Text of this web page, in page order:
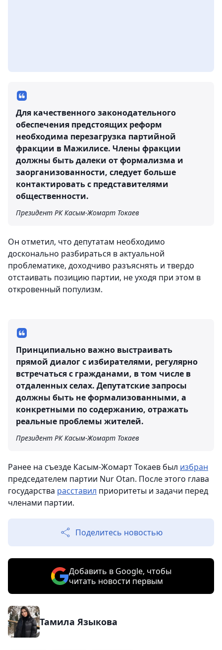
Для качественного законодательного
обеспечения предстоящих реформ
необходима перезагрузка партийной
фракции в Мажилисе. Члены фракции
должны быть далеки от формализма и
заорганизованности, следует больше
контактировать с представителями
общественности.
Президент РК Касым-Жомарт Токаев
Он отметил, что депутатам необходимо
досконально разбираться в актуальной
проблематике, доходчиво разъяснять и твердо
отстаивать позицию партии, не уходя при этом в
откровенный популизм.
Принципиально важно выстраивать
прямой диалог с избирателями, регулярно
встречаться с гражданами, в том числе в
отдаленных селах. Депутатские запросы
должны быть не формализованными, а
конкретными по содержанию, отражать
реальные проблемы жителей.
Президент РК Касым-Жомарт Токаев
Ранее на съезде Касым-Жомарт Токаев был избран
председателем партии Nur Otan. После этого глава
государства расставил приоритеты и задачи перед
членами партии.
Поделитесь новостью
Добавить в Google, чтобы
читать новости первым
Тамила Языкова